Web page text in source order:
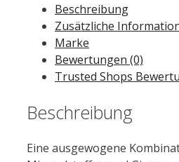
Beschreibung
Zusätzliche
Marke
Bewertungen (0)
Trusted Shops
Beschreibung
Eine ausgewogene